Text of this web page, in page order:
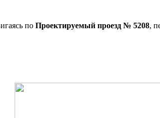
по Проектируемый проезд № 5208,